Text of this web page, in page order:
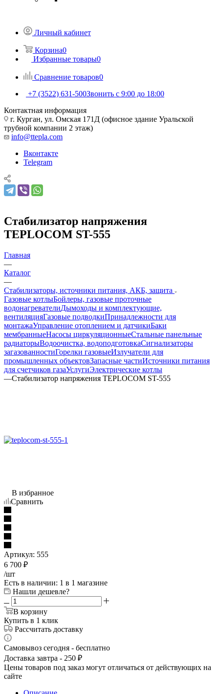
Личный кабинет
Корзина0
Избранные товары0
Сравнение товаров0
+7 (3522) 631-500Звонить с 9:00 до 18:00
Контактная информация
г. Курган, ул. Омская 171Д (офисное здание Уральской
трубной компании 2 этаж)
info@ttepla.com
Вконтакте
Telegram
Стабилизатор напряжения
TEPLOCOM ST-555
Главная
—
Каталог
—
Стабилизаторы, источники питания, АКБ, защита
Газовые котлыБойлеры, газовые проточные
водонагревателиДымоходы и комплектующие,
вентиляцияГазовые подводкиПринадлежности для
монтажаУправление отоплением и датчикиБаки
мембранныеНасосы циркуляционныеСтальные панельные
радиаторыВодоочистка, водоподготовкаСигнализаторы
загазованностиГорелки газовыеИзлучатели для
промышленных объектовЗапасные частиИсточники питания
для счетчиков газаУслугиЭлектрические котлы
—Стабилизатор напряжения TEPLOCOM ST-555
В избранное
Сравнить
Артикул: 555
6 700 ₽
/шт
Есть в наличии: 1 в 1 магазине
Нашли дешевле?
В корзину
Купить в 1 клик
Рассчитать доставку
Самовывоз сегодня - бесплатно
Доставка завтра - 250 ₽
Цены товаров под заказ могут отличаться от действующих на
сайте